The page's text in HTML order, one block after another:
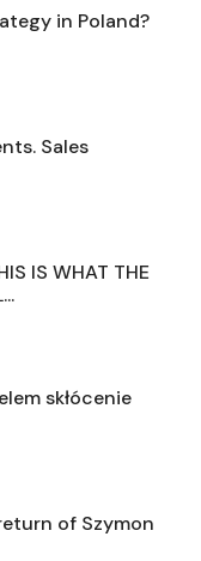
in Poland?
Sales
IS WHAT THE
skłócenie
of Szymon